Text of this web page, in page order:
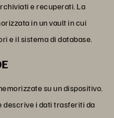
e recuperati. La
in un vault in cui
e il sistema di database.
su un dispositivo.
descrive i dati trasferiti da